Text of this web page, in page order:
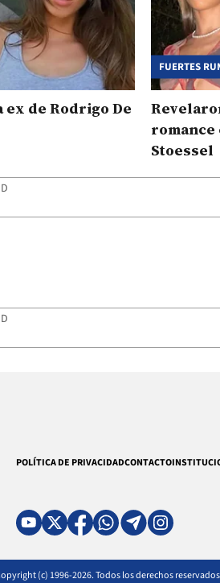
de Rodrigo De
FUERTES
Stoessel
POLÍTICA DE PRIVACIDADCONTACTO
(c) 1996-2026. Todos los derechos